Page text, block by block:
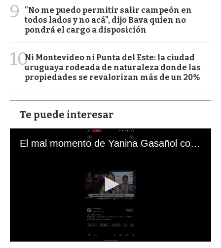
9
"No me puedo permitir salir campeón en
todos lados y no acá", dijo Bava quien no
pondrá el cargo a disposición
10Ni Montevideo ni Punta del Este: la ciudad
uruguaya rodeada de naturaleza donde las
propiedades se revalorizan más de un 20%
Te puede interesar
El mal momento de Yanina Gasañol con un hincha argentino en "Subrayado"